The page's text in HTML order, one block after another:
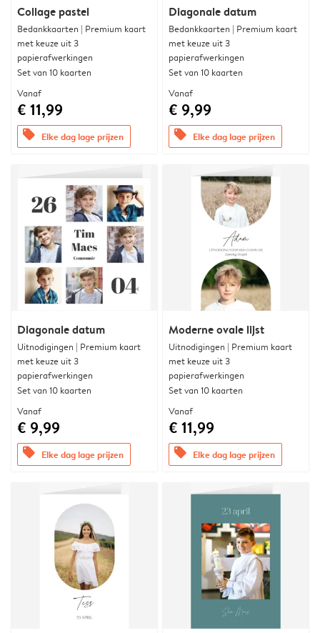
Collage pastel
Bedankkaarten | Premium kaart
met keuze uit 3
papierafwerkingen
Set van 10 kaarten
Vanaf
€ 11,99
offers Elke dag lage prijzen
Diagonale datum
Bedankkaarten | Premium kaart
met keuze uit 3
papierafwerkingen
Set van 10 kaarten
Vanaf
€ 9,99
offers Elke dag lage prijzen
Diagonale datum
Uitnodigingen | Premium kaart
met keuze uit 3
papierafwerkingen
Set van 10 kaarten
Vanaf
€ 9,99
offers Elke dag lage prijzen
Moderne ovale lijst
Uitnodigingen | Premium kaart
met keuze uit 3
papierafwerkingen
Set van 10 kaarten
Vanaf
€ 11,99
offers Elke dag lage prijzen